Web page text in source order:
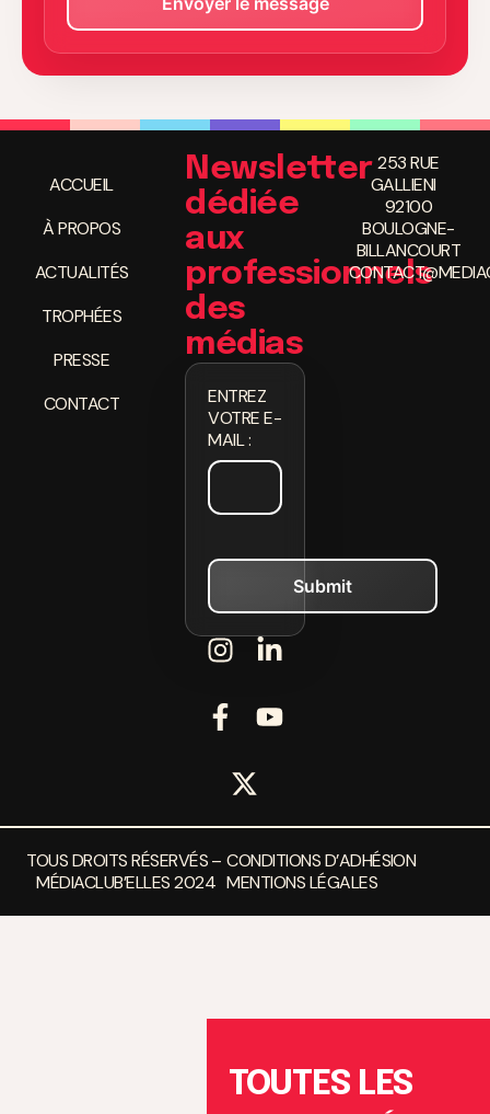
ACCUEIL
À PROPOS
ACTUALITÉS
TROPHÉES
PRESSE
CONTACT
Newsletter
dédiée
aux
professionnels
des
médias
ENTREZ
VOTRE E-
MAIL :
253 RUE
GALLIENI
92100
BOULOGNE-
BILLANCOURT
TOUS DROITS RÉSERVÉS –
MÉDIACLUB’ELLES 2024
CONDITIONS D’ADHÉSION
MENTIONS LÉGALES
TOUTES LES